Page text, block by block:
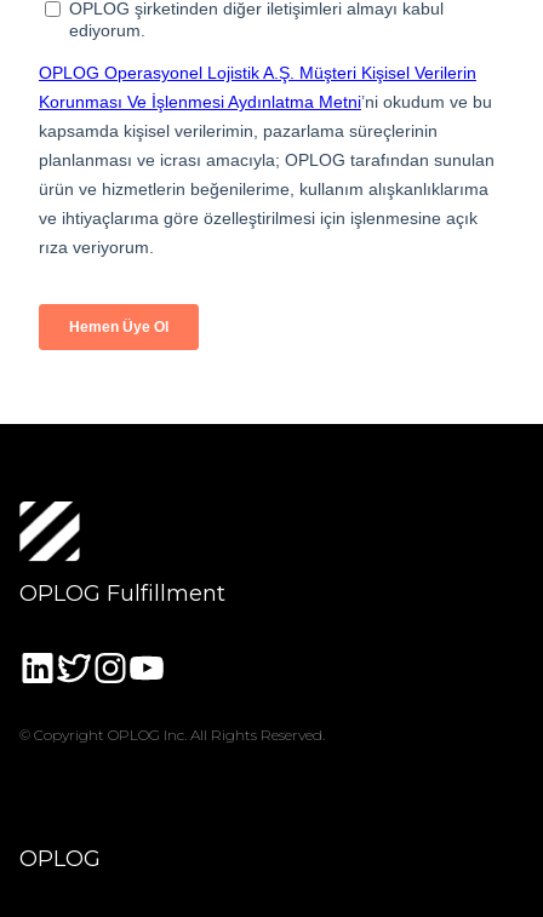
OPLOG Fulfillment
© Copyright OPLOG Inc. All Rights Reserved.
OPLOG